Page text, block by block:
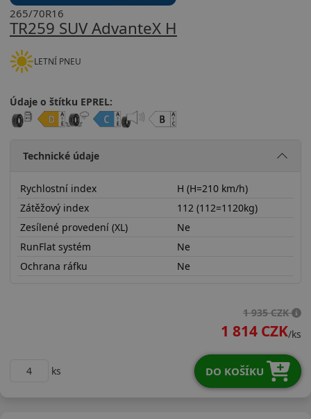
TR259 SUV AdvanteX H
265/70R16
LETNÍ PNEU
Údaje o štítku EPREL:
Technické údaje
Rychlostní index
H (H=210 km/h)
Zátěžový index
112 (112=1120kg)
Zesílené provedení (XL)
Ne
RunFlat systém
Ne
Ochrana ráfku
Ne
1 935 CZK
1 814 CZK/ks
ks DO KOŠÍKU